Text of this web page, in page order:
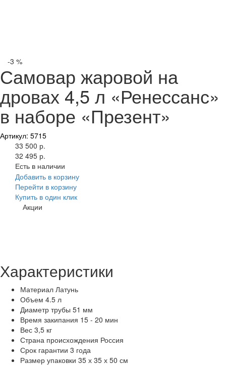
-3 %
Самовар жаровой на
дровах 4,5 л «Ренессанс»
в наборе «Презент»
Артикул: 5715
33 500 р.
32 495 р.
Есть в наличии
Добавить в корзину
Перейти в корзину
Купить в один клик
Акции
Характеристики
Материал Латунь
Объем 4.5 л
Диаметр трубы 51 мм
Время закипания 15 - 20 мин
Вес 3,5 кг
Страна происхождения Россия
Срок гарантии 3 года
Размер упаковки 35 х 35 х 50 см